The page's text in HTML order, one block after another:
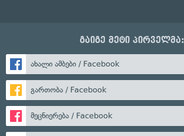
გაიგე მეტი პირველმა:
ახალი ამბები / Facebook
გართობა / Facebook
მეცნიერება / Facebook